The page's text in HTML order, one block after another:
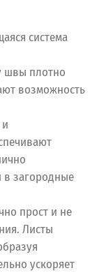
система
швы плотно
возможность
в загородные
прост и не
Листы
ускоряет